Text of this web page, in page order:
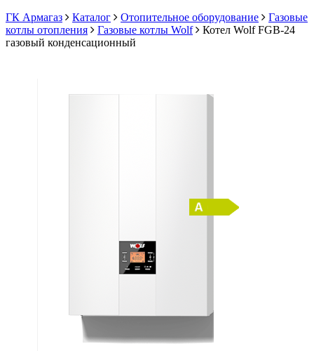
ГК Армагаз
Каталог Отопительное оборудование
Газовые
котлы отопления
Газовые котлы Wolf
Котел Wolf FGB-24
газовый конденсационный